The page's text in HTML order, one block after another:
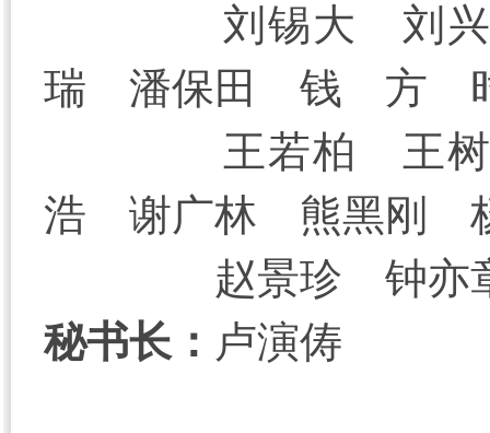
刘锡大 刘
瑞 潘保田 钱 方
王若柏 王
浩 谢广林 熊黑刚
赵景珍 钟亦
秘书长： 卢演俦